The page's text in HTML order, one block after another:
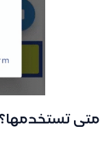
متى تستخدمها؟